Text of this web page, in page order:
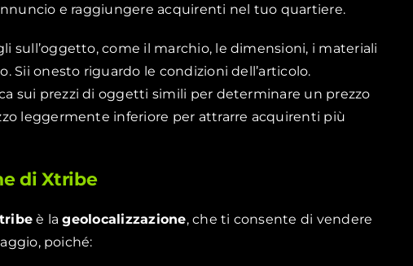
e raggiungere acquirenti nel tuo quartiere.
sull’oggetto, come il marchio, le dimensioni, i materiali
Sii onesto riguardo le condizioni dell’articolo.
sui prezzi di oggetti simili per determinare un prezzo
leggermente inferiore per attrarre acquirenti più
di Xtribe
è lageolocalizzazione, che ti consente di vendere
poiché: